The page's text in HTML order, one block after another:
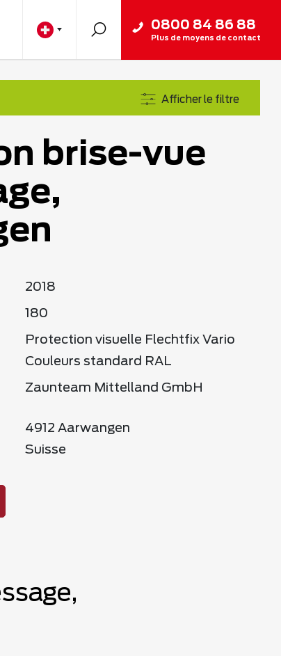
0800 84 86 88
Plus de moyens de contact
Afficher le filtre
brise-vue
2018
180
Protection visuelle Flechtfix Vario
Couleurs standard RAL
Zaunteam Mittelland GmbH
4912 Aarwangen
Suisse